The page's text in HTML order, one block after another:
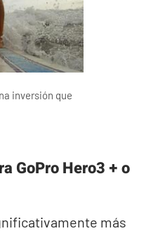
inversión que
GoPro Hero3 + o
más